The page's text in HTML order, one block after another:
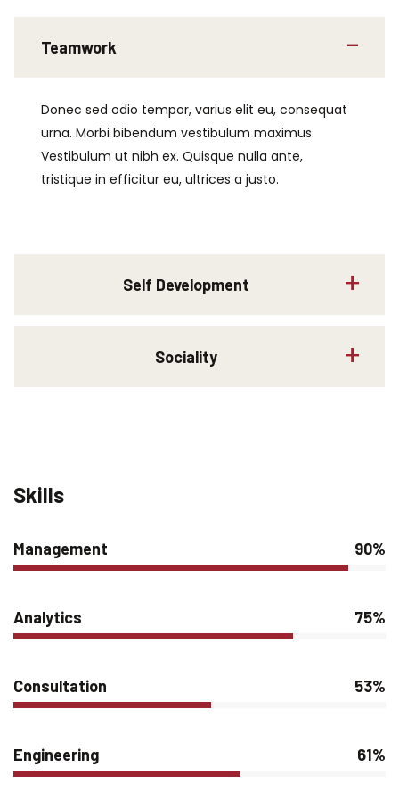
Teamwork
Donec sed odio tempor, varius elit eu, consequat
urna. Morbi bibendum vestibulum maximus.
Vestibulum ut nibh ex. Quisque nulla ante,
tristique in efficitur eu, ultrices a justo.
Self Development
Sociality
Skills
Management 90%
Analytics 75%
Consultation 53%
Engineering 61%